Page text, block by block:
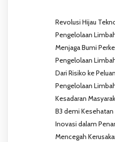
Revolusi Hijau
Pengelolaan
Menjaga Bumi
Pengelolaan
Dari Risiko ke
Pengelolaan
Kesadaran
B3 demi
Inovasi dalam
Mencegah